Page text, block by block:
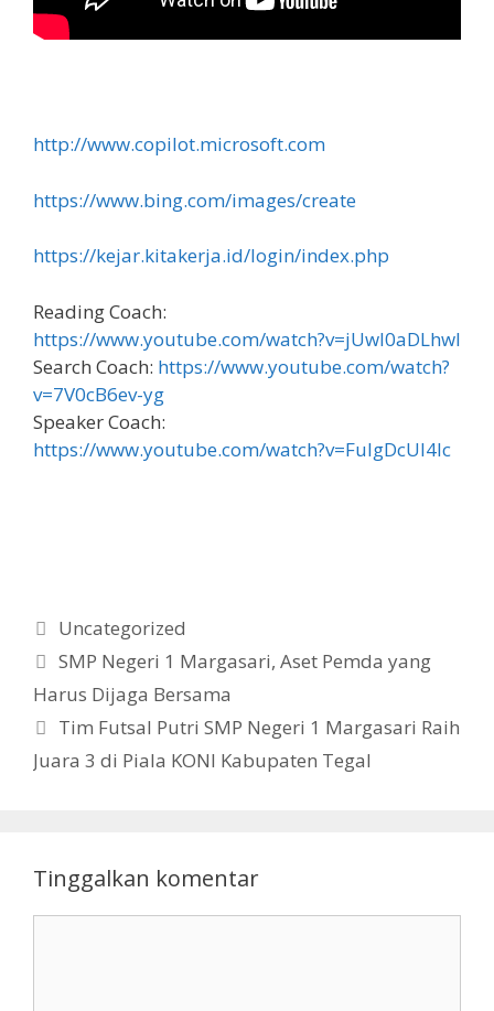
http://www.copilot.microsoft.com
https://www.bing.com/images/create
https://kejar.kitakerja.id/login/index.php
Reading Coach:
https://www.youtube.com/watch?v=jUwI0aDLhwI
Search Coach: https://www.youtube.com/watch?
v=7V0cB6ev-yg
Speaker Coach:
https://www.youtube.com/watch?v=FuIgDcUl4lc
Kategori
Uncategorized
SMP Negeri 1 Margasari, Aset Pemda yang
Harus Dijaga Bersama
Tim Futsal Putri SMP Negeri 1 Margasari Raih
Juara 3 di Piala KONI Kabupaten Tegal
Tinggalkan komentar